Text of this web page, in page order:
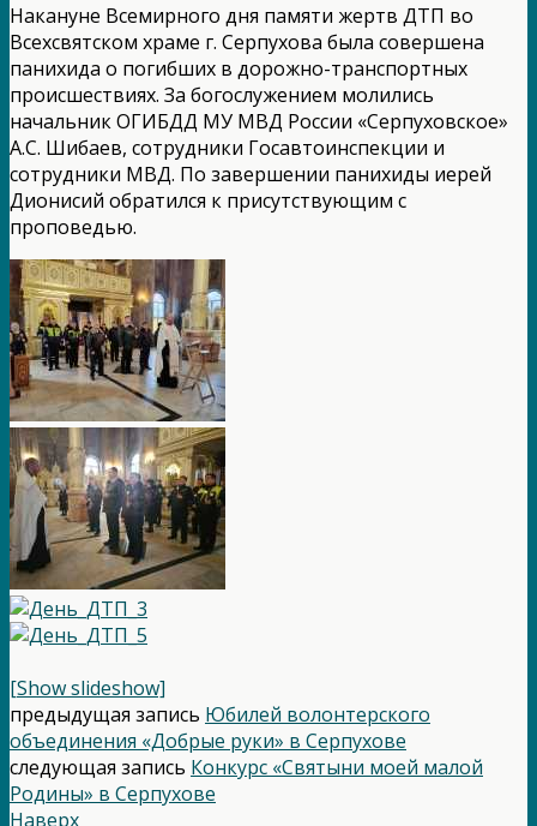
Накануне Всемирного дня памяти жертв ДТП во
Всехсвятском храме г. Серпухова была совершена
панихида о погибших в дорожно-транспортных
происшествиях. За богослужением молились
начальник ОГИБДД МУ МВД России «Серпуховское»
А.С. Шибаев, сотрудники Госавтоинспекции и
сотрудники МВД. По завершении панихиды иерей
Дионисий обратился к присутствующим с
проповедью.
[Show slideshow]
предыдущая запись Юбилей волонтерского
объединения «Добрые руки» в Серпухове
следующая запись Конкурс «Святыни моей малой
Родины» в Серпухове
Наверх